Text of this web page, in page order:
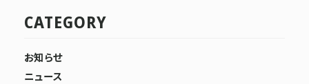
CATEGORY
お知らせ
ニュース